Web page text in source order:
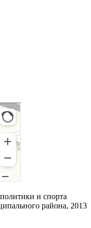
и спорта
района, 2013